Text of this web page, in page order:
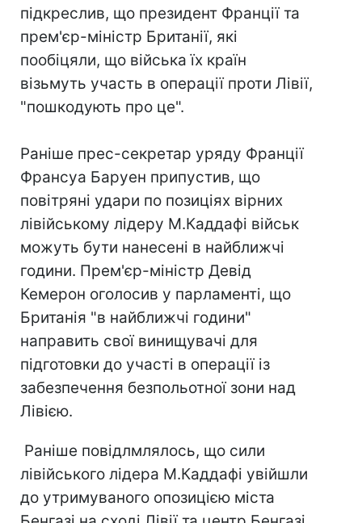
підкреслив, що президент Франції та
прем'єр-міністр Британії, які
пообіцяли, що війська їх країн
візьмуть участь в операції проти Лівії,
"пошкодують про це".
Раніше прес-секретар уряду Франції
Франсуа Баруен припустив, що
повітряні удари по позиціях вірних
лівійському лідеру М.Каддафі військ
можуть бути нанесені в найближчі
години. Прем'єр-міністр Девід
Кемерон оголосив у парламенті, що
Британія "в найближчі години"
направить свої винищувачі для
підготовки до участі в операції із
забезпечення безпольотної зони над
Лівією.
Раніше повідлмлялось, що сили
лівійського лідера М.Каддафі увійшли
до утримуваного опозицією міста